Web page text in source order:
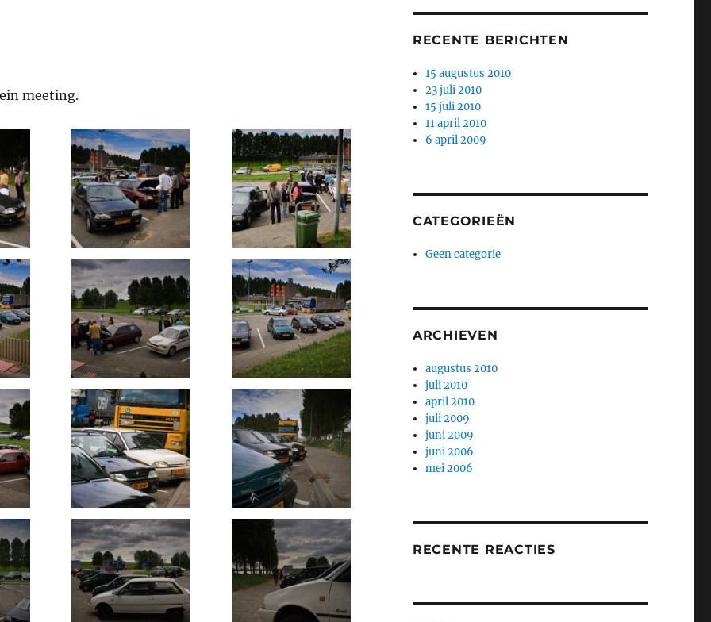
meeting.
RECENTE BERICHTEN
15 augustus 2010
23 juli 2010
15 juli 2010
11 april 2010
6 april 2009
CATEGORIEËN
Geen categorie
ARCHIEVEN
augustus 2010
juli 2010
april 2010
juli 2009
juni 2009
juni 2006
mei 2006
RECENTE REACTIES